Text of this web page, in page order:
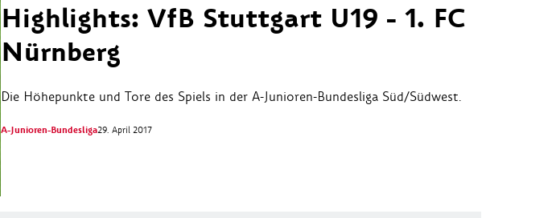
Highlights: VfB Stuttgart U19 - 1. FC
Nürnberg
Die Höhepunkte und Tore des Spiels in der A-Junioren-Bundesliga Süd/Südwest.
A-Junioren-Bundesliga29. April 2017